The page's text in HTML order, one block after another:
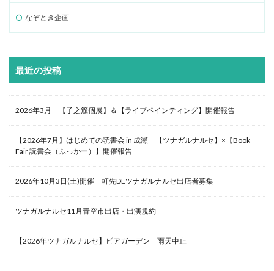
なぞとき企画
最近の投稿
2026年3月 【子之籏個展】＆【ライブペインティング】開催報告
【2026年7月】はじめての読書会 in 成瀬 【ツナガルナルセ】×【Book
Fair 読書会（ふっかー）】開催報告
2026年10月3日(土)開催 軒先DEツナガルナルセ出店者募集
ツナガルナルセ11月青空市出店・出演規約
【2026年ツナガルナルセ】ビアガーデン 雨天中止